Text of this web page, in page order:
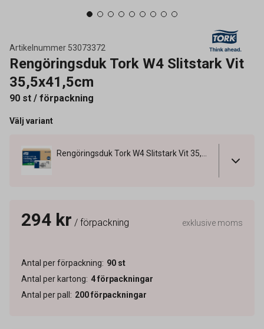
Artikelnummer 53073372
Rengöringsduk Tork W4 Slitstark Vit
35,5x41,5cm
90 st / förpackning
Välj variant
294 kr / förpackning exklusive moms
Antal per förpackning: 90 st
Antal per kartong: 4förpackningar
Antal per pall : 200förpackningar